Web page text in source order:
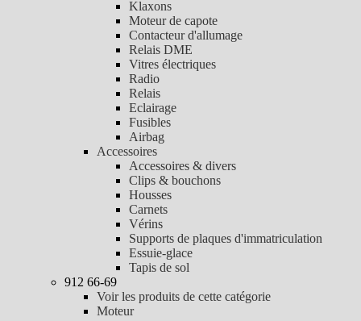
Klaxons
Moteur de capote
Contacteur d'allumage
Relais DME
Vitres électriques
Radio
Relais
Eclairage
Fusibles
Airbag
Accessoires
Accessoires & divers
Clips & bouchons
Housses
Carnets
Vérins
Supports de plaques d'immatriculation
Essuie-glace
Tapis de sol
912 66-69
Voir les produits de cette catégorie
Moteur